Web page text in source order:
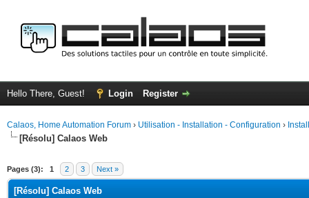
Hello There, Guest! Login Register
Calaos, Home Automation Forum › Utilisation - Installation - Configuration ›
[Résolu] Calaos Web
Pages (3): 1 2 3 Next »
[Résolu] Calaos Web